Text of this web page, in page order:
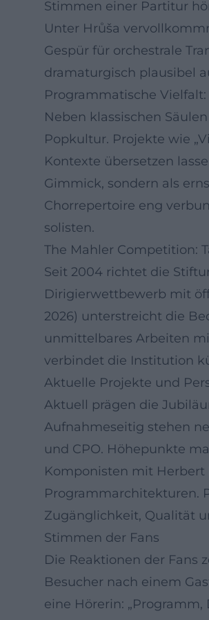
Stimmen einer Partitur
Unter Hrůša
Gespür für orchestrale
dramaturgisch plausibel
Programmatische
Neben klassischen
Popkultur. Projekte wie
Kontexte übersetzen
Gimmick, sondern als
Chorrepertoire eng
solisten.
The Mahler Competition:
Seit 2004 richtet die
Dirigierwettbewerb mit
2026) unterstreicht die
unmittelbares Arbeiten
verbindet die Institution
Aktuelle Projekte und
Aktuell prägen die
Aufnahmeseitig stehen
und CPO. Höhepunkte
Komponisten mit
Programmarchitekturen.
Zugänglichkeit, Qualität
Stimmen der Fans
Die Reaktionen der Fans
Besucher nach einem
eine Hörerin: